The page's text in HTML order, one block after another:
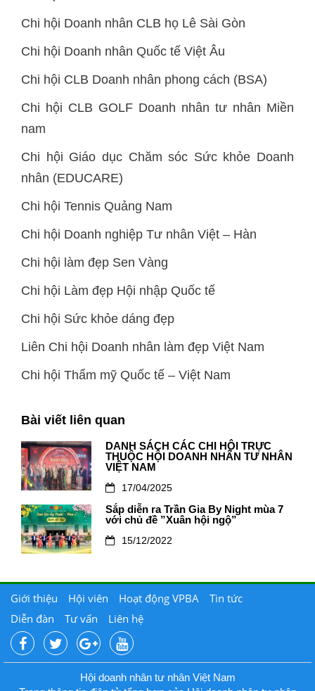
Chi hội Doanh nhân CLB họ Lê Sài Gòn
Chi hội Doanh nhân Quốc tế Việt Âu
Chi hội CLB Doanh nhân phong cách (BSA)
Chi hội CLB GOLF Doanh nhân tư nhân Miền
nam
Chi hội Giáo dục Chăm sóc Sức khỏe Doanh
nhân (EDUCARE)
Chi hội Tennis Quảng Nam
Chi hội Doanh nghiệp Tư nhân Việt – Hàn
Chi hội làm đẹp Sen Vàng
Chi hội Làm đẹp Hội nhập Quốc tế
Chi hội Sức khỏe dáng đẹp
Liên Chi hội Doanh nhân làm đẹp Việt Nam
Chi hội Thẩm mỹ Quốc tế – Việt Nam
Bài viết liên quan
DANH SÁCH CÁC CHI HỘI TRỰC
THUỘC HỘI DOANH NHÂN TƯ NHÂN
VIỆT NAM
17/04/2025
Sắp diễn ra Trần Gia By Night mùa 7
với chủ đề ”Xuân hội ngộ”
15/12/2022
Giới thiệu Hội viên Hoạt động VPBA
Tin tức
Diễn đàn
Tư vấn Liên hệ
Hội doanh nhân tư nhân Việt Nam